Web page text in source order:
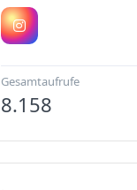
Gesamtaufrufe
8.158